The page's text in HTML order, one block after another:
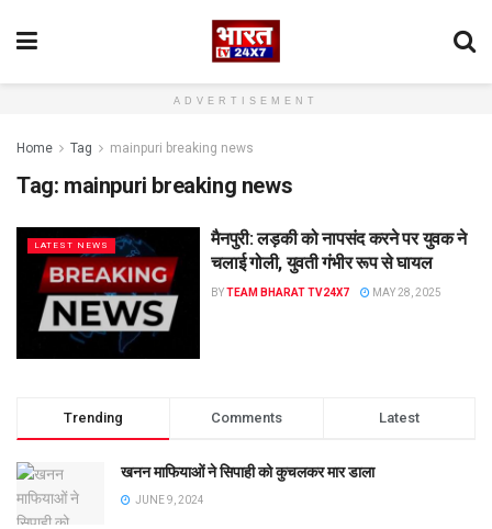
ADVERTISEMENT
Home Tag mainpuri breaking news
Tag: mainpuri breaking news
LATEST NEWS
मैनपुरी: लड़की को नापसंद करने पर युवक ने
चलाई गोली, युवती गंभीर रूप से घायल
BYTEAM BHARAT TV24X7 MAY 28, 2025
Trending Comments Latest
खनन माफियाओं ने सिपाही को कुचलकर मार डाला
JUNE 9, 2024